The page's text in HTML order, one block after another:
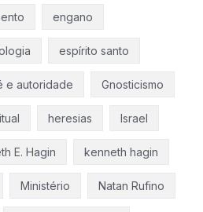
engano
espírito santo
e autoridade Gnosticismo
heresias Israel
E. Hagin kenneth hagin
Ministério Natan Rufino